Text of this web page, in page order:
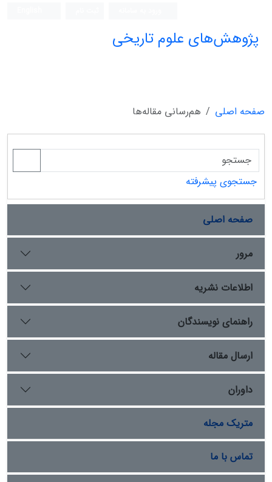
پژوهش‌های علوم تاریخی
صفحه اصلی هم‌رسانی مقاله‌ها
جستجوی پیشرفته
صفحه اصلی
مرور
اطلاعات نشریه
راهنمای نویسندگان
ارسال مقاله
داوران
متریک مجله
تماس با ما